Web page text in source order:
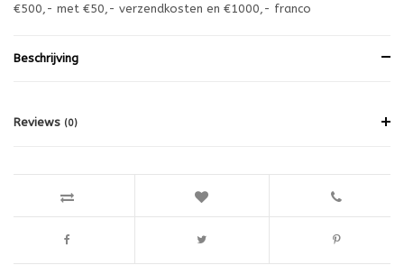
€500,- met €50,- verzendkosten en €1000,- franco
Beschrijving
Reviews (0)